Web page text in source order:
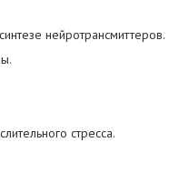
нейротрансмиттеров.
стресса.